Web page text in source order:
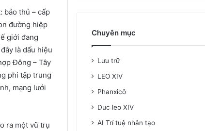
bảo thủ – cấp
đường hiệp
giới đang
là dấu hiệu
Đông – Tây
phi tập trung
mạng lưới
ra một vũ trụ
Chuyên mục
Lưu trữ
LEO XIV
Phanxicô
Duc leo XIV
AI Trí tuệ nhân tạo